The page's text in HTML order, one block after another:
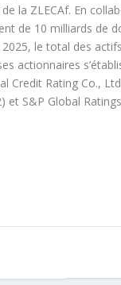
la ZLECAf. En
de 10 milliards de
le total des
actionnaires
Credit Rating Co., Ltd
et S&P Global